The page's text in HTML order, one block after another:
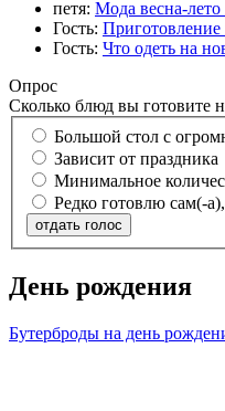
петя: Мода весна-
Гость:
Гость: Что одеть на
Опрос
Сколько блюд вы готовите
Большой стол с
Зависит от праздника
Минимальное
Редко готовлю сам(-
отдать голос
День рождения
Бутерброды на день